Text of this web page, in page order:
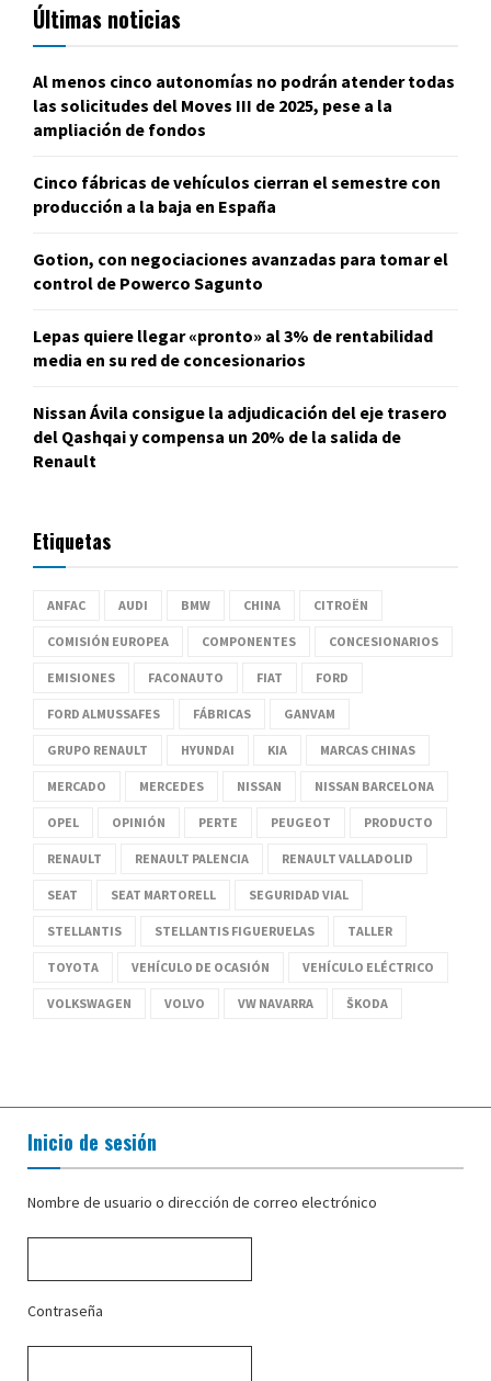
Últimas noticias
Al menos cinco autonomías no podrán atender todas
las solicitudes del Moves III de 2025, pese a la
ampliación de fondos
Cinco fábricas de vehículos cierran el semestre con
producción a la baja en España
Gotion, con negociaciones avanzadas para tomar el
control de Powerco Sagunto
Lepas quiere llegar «pronto» al 3% de rentabilidad
media en su red de concesionarios
Nissan Ávila consigue la adjudicación del eje trasero
del Qashqai y compensa un 20% de la salida de
Renault
Etiquetas
ANFAC AUDI BMW CHINA CITROËN
COMISIÓN EUROPEA COMPONENTES CONCESIONARIOS
EMISIONES FACONAUTO FIAT FORD
FORD ALMUSSAFES FÁBRICAS GANVAM
GRUPO RENAULT HYUNDAI KIA MARCAS CHINAS
MERCADO MERCEDES NISSAN NISSAN BARCELONA
OPEL OPINIÓN PERTE PEUGEOT PRODUCTO
RENAULT RENAULT PALENCIA RENAULT VALLADOLID
SEAT SEAT MARTORELL SEGURIDAD VIAL
STELLANTIS STELLANTIS FIGUERUELAS TALLER
TOYOTA VEHÍCULO DE OCASIÓN VEHÍCULO ELÉCTRICO
VOLKSWAGEN VOLVO VW NAVARRA ŠKODA
Inicio de sesión
Nombre de usuario o dirección de correo electrónico
Contraseña